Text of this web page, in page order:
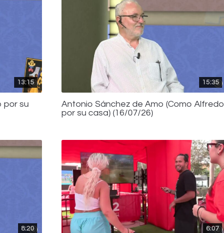
13:15
por su
15:35
Antonio Sánchez de Amo (Como Alfredo
por su casa) (16/07/26)
8:20 6:07